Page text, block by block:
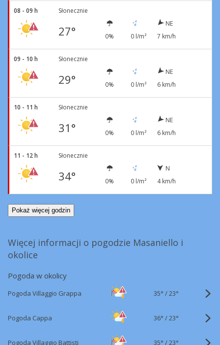
08 - 09 h Słonecznie
27° 0% 0 l/m²
NE
7 km/h
09 - 10 h Słonecznie
29° 0% 0 l/m²
NE
6 km/h
10 - 11 h Słonecznie
31° 0% 0 l/m²
NE
6 km/h
11 - 12 h Słonecznie
34° 0% 0 l/m²
N
4 km/h
Pokaż więcej godzin
Więcej informacji o pogodzie Masaniello i
okolice
Pogoda w okolicy
Pogoda Villaggio Grappa 35° /23°
Pogoda Cappa 36° /23°
Pogoda Villaggio Battisti 35° /23°